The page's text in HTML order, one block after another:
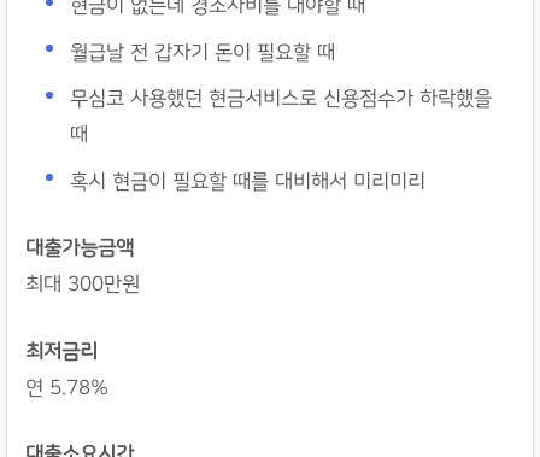
현금이 없는데 경조사비를 내야할 때
월급날 전 갑자기 돈이 필요할 때
무심코 사용했던 현금서비스로 신용점수가 하락했을
때
혹시 현금이 필요할 때를 대비해서 미리미리
대출가능금액
최대 300만원
최저금리
연 5.78%